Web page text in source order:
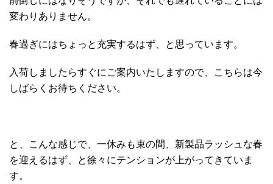
変わりありません。
春過ぎにはちょっと充実するはず、と思っています。
入荷しましたらすぐにご案内いたしますので、こちらは今
しばらくお待ちください。
と、こんな感じで、一休みも束の間、新製品ラッシュな春
を迎えるはず、と徐々にテンションが上がってきていま
す。